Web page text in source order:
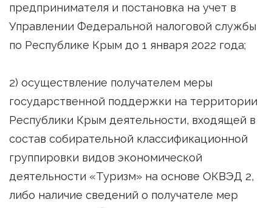
предпринимателя и постановка на учет в
Управлении Федеральной налоговой службы
по Республике Крым до 1 января 2022 года;
2) осуществление получателем меры
государственной поддержки на территории
Республики Крым деятельности, входящей в
состав собирательной классификационной
группировки видов экономической
деятельности «Туризм» на основе ОКВЭД 2,
либо наличие сведений о получателе мер